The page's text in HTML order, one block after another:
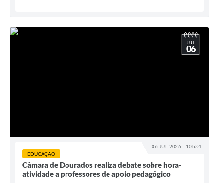
06 JUL 2026 - 10h34
JUL
06
EDUCAÇÃO
Câmara de Dourados realiza debate sobre hora-
atividade a professores de apoio pedagógico